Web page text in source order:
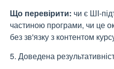
Що перевірити: чи є ШІ-
частиною програми, чи це
без зв'язку з контентом
5. Доведена